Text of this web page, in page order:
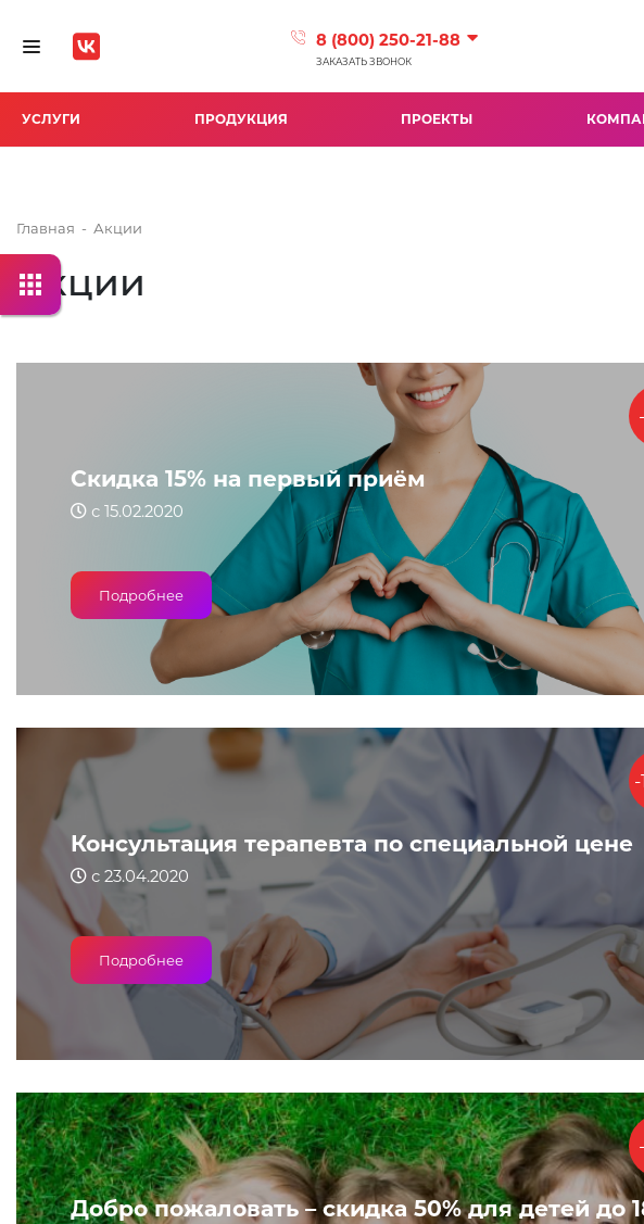
Toggle navigation 8 (800) 250-21-88
ЗАКАЗАТЬ ЗВОНОК
УСЛУГИ ПРОДУКЦИЯ ПРОЕКТЫ
Главная - Акции
Акции
Скидка 15% на первый приём
с 15.02.2020
Подробнее
Консультация терапевта по специальной цене
с 23.04.2020
Подробнее
Добро пожаловать – скидка 50% для детей до